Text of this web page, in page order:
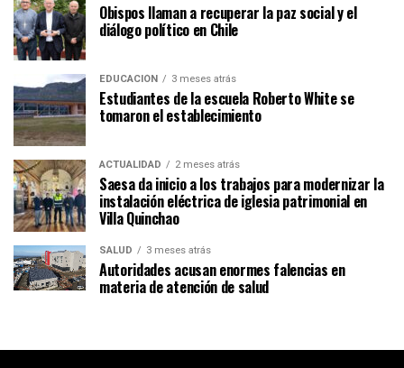
Obispos llaman a recuperar la paz social y el
diálogo político en Chile
EDUCACIÓN 3 meses atrás
Estudiantes de la escuela Roberto White se
tomaron el establecimiento
ACTUALIDAD 2 meses atrás
Saesa da inicio a los trabajos para modernizar la
instalación eléctrica de iglesia patrimonial en
Villa Quinchao
SALUD 3 meses atrás
Autoridades acusan enormes falencias en
materia de atención de salud